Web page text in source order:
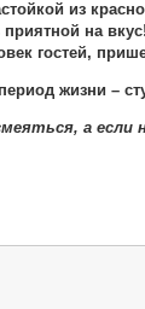
из
на
гостей,
жизни –
а если